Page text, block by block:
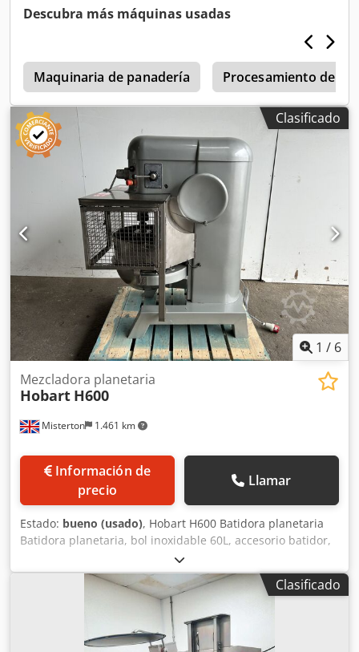
diámetro del cabezal de alto cizallamiento 120mm, 3Ph
Descubra más máquinas usadas
Maquinaria de panadería Procesamiento de
Clasificado
1 / 6
Misterton 1.461 km
Mezcladora planetaria
Hobart H600
Información de
precio
Llamar
Estado: bueno (usado), Hobart H600 Batidora planetaria
Batidora planetaria, bol inoxidable 60L, accesorio batidor,
velocidad variable, con temporizador, 3Ph Dcjdpfx
Aenxlwqokcjk
Clasificado